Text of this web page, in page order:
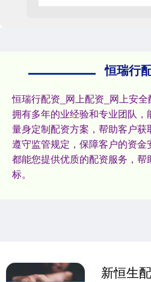
恒瑞行
恒瑞行配资_网上配资_网上安
拥有多年的业经验和专业团队
量身定制配资方案，帮助客户
遵守监管规定，保障客户的资
都能您提供优质的配资服务，帮
标。